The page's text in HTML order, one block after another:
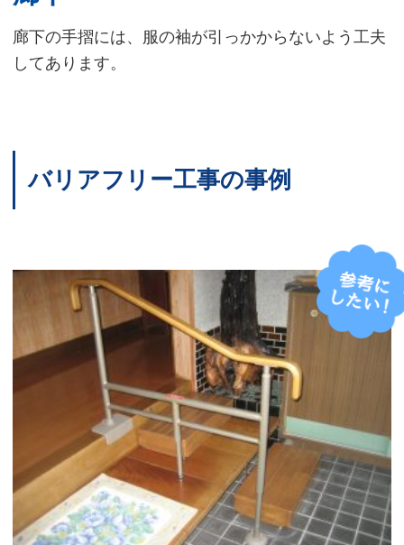
廊下の手摺には、服の袖が引っかからないよう工夫
してあります。
バリアフリー工事の事例